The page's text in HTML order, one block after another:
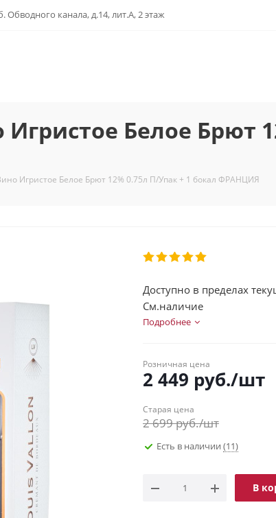
Обводного канала, д.14, лит.А, 2 этаж
Белое Брют
Игристое Белое Брют 12% 0.75л П/Упак + 1 бокал ФРАНЦИЯ
Доступно в пределах
См.наличие
Подробнее
Розничная цена
2 449 руб./шт
Старая цена
2 699руб./шт
Есть в наличии (11)
В